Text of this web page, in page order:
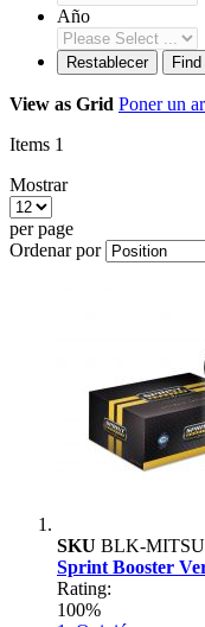
Año
Restablecer Find
View as Grid Poner un
Items 1
Mostrar
per page
Ordenar por
SKU BLK-
Sprint Booster
Rating:
100%